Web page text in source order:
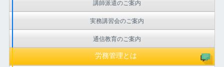
講師派遣のご案内
実務講習会のご案内
通信教育のご案内
労務管理とは